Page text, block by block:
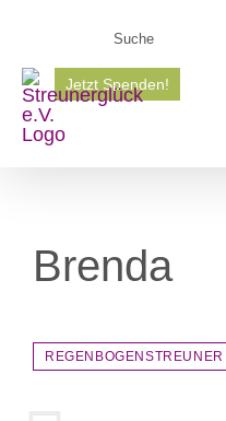
springen
Jetzt Spenden!
Brenda
REGENBOGENSTREUNER